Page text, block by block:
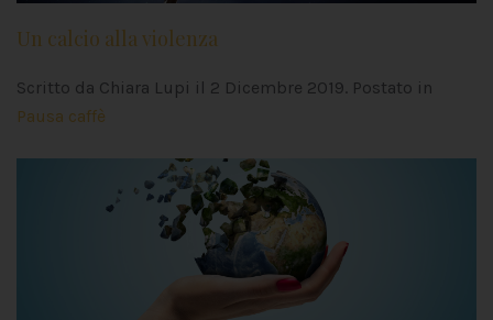
Un calcio alla violenza
Scritto da Chiara Lupi il 2 Dicembre 2019. Postato in
Pausa caffè